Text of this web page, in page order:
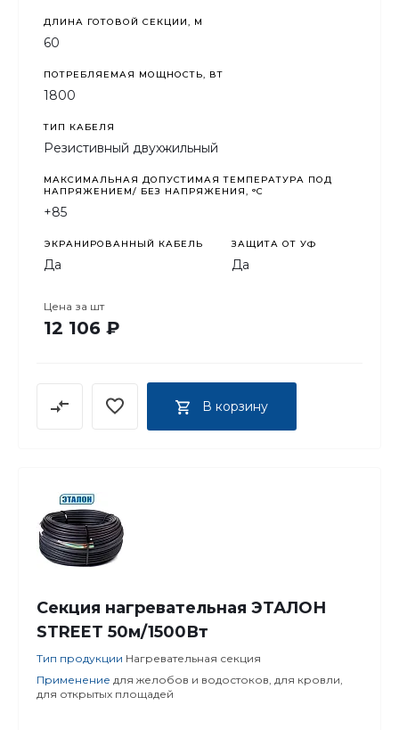
ДЛИНА ГОТОВОЙ СЕКЦИИ, М
60
ПОТРЕБЛЯЕМАЯ МОЩНОСТЬ, ВТ
1800
ТИП КАБЕЛЯ
Резистивный двухжильный
МАКСИМАЛЬНАЯ ДОПУСТИМАЯ ТЕМПЕРАТУРА ПОД
НАПРЯЖЕНИЕМ/ БЕЗ НАПРЯЖЕНИЯ, °C
+85
ЭКРАНИРОВАННЫЙ КАБЕЛЬ
Да
ЗАЩИТА ОТ УФ
Да
Цена за шт
12 106 ₽
В корзину
Секция нагревательная ЭТАЛОН
STREET 50м/1500Вт
Тип продукции Нагревательная секция
Применение для желобов и водостоков, для кровли,
для открытых площадей